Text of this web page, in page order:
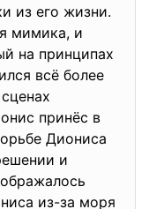
из его жизни.
мимика, и
на принципах
всё более
принёс в
Диониса
и
из-за моря